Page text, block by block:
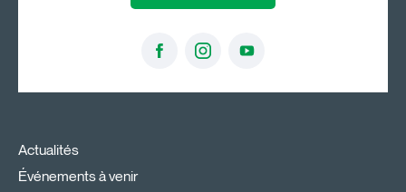
Actualités
Événements à venir